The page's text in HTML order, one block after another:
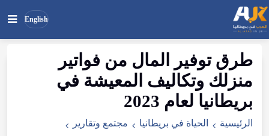
English
ابحث
في
الموقع
بحثطرق توفير المال من فواتير
منزلك وتكاليف المعيشة في
بريطانيا لعام 2023
الرئيسية الحياة في بريطانيا مجتمع وتقارير